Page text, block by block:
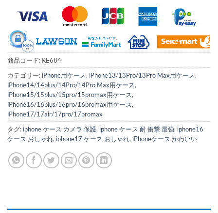
商品コード: RE684
カテゴリー: iPhone用ケース, iPhone13/13Pro/13Pro Max用ケース,
iPhone14/14plus/14Pro/14Pro Max用ケース,
iPhone15/15plus/15pro/15promax用ケース,
iPhone16/16plus/16pro/16promax用ケース,
iPhone17/17air/17pro/17promax
タグ: iphone ケース カメラ 保護, iphone ケース 耐 衝撃 最強, iphone16
ケース おしゃれ, iphone17 ケース おしゃれ, iPhoneケース かわいい